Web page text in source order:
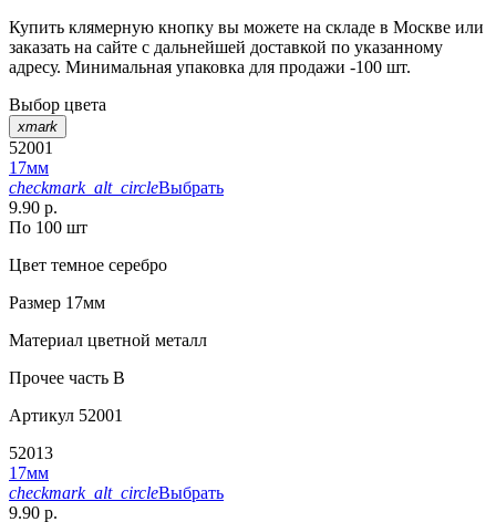
Купить клямерную кнопку вы можете на складе в Москве или
заказать на сайте с дальнейшей доставкой по указанному
адресу. Минимальная упаковка для продажи -100 шт.
Выбор цвета
xmark
52001
17мм
checkmark_alt_circleВыбрать
9.90 р.
По 100 шт
Цвет темное серебро
Размер 17мм
Материал цветной металл
Прочее часть В
Артикул 52001
52013
17мм
checkmark_alt_circleВыбрать
9.90 р.